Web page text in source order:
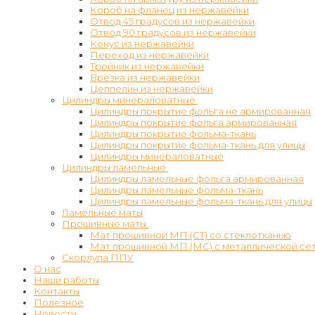
Короб на фланец из нержавейки
Отвод 45 градусов из нержавейки
Отвод 90 градусов из нержавейки
Конус из нержавейки
Переход из нержавейки
Тройник из нержавейки
Врезка из нержавейки
Цеппелин из нержавейки
Цилиндры минераловатные
Цилиндры покрытие фольга не армированная
Цилиндры покрытие фольга армированная
Цилиндры покрытие фольма-ткань
Цилиндры покрытие фольма-ткань для улицы
Цилиндры минераловатные
Цилиндры ламельные
Цилиндры ламельные фольга армированная
Цилиндры ламельные фольма-ткань
Цилиндры ламельные фольма-ткань для улицы
Ламельные маты
Прошивные маты
Мат прошивной МП (СТ) со стеклотканью
Мат прошивной МП (МС) с металлической
Скорлупа ППУ
О нас
Наши работы
Контакты
Полезное